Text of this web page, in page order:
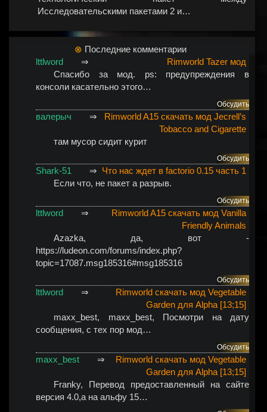
Исследовательскими пакетами 2 и…
⊗ Последние комментарии
lttlword
⇒
Rimworld Tazer мод
Спасибо за мод. ps: предупреждения в
консоли касательно этого…
Обсудить
валерыч ⇒
Rimworld A15 скачать мод Jecrell’s
Tobacco and Cigarette
там мусор сидит курит
Обсудить
Shark-51 ⇒ Что нас ждет в factorio 0.15 часть 1
Если что, не пакет а разрыв.
Обсудить
lttlword ⇒
Rimworld A15 скачать мод Vanilla
Friendly Animals
Azazka, да, вот -
https://ludeon.com/forums/index.php?
topic=17087.msg185316#msg185316
Обсудить
lttlword ⇒
Rimworld скачать мод Vegetable
Garden для Alpha [13;15]
maxx_best, maxx_best, Посмотри на дату
сообщения, с тех пор мод…
Обсудить
maxx_best ⇒
Rimworld скачать мод Vegetable
Garden для Alpha [13;15]
Franky, Перевод предоставленный на сайте
версия 4.0,а на альфу 15…